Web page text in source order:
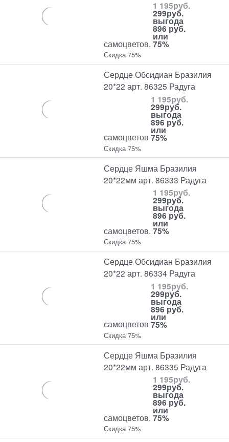
самоцветов.
1 195руб.
299руб.
выгода
896 руб.
или
75%
Скидка 75%
Сердце Обсидиан Бразилия
20*22 арт. 86325 Радуга
самоцветов
1 195руб.
299руб.
выгода
896 руб.
или
75%
Скидка 75%
Сердце Яшма Бразилия
20*22мм арт. 86333 Радуга
самоцветов.
1 195руб.
299руб.
выгода
896 руб.
или
75%
Скидка 75%
Сердце Обсидиан Бразилия
20*22 арт. 86334 Радуга
самоцветов
1 195руб.
299руб.
выгода
896 руб.
или
75%
Скидка 75%
Сердце Яшма Бразилия
20*22мм арт. 86335 Радуга
самоцветов.
1 195руб.
299руб.
выгода
896 руб.
или
75%
Скидка 75%